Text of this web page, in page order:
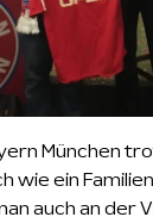
München
wie ein
auch an der